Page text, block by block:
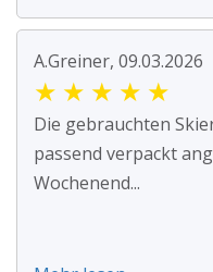
A.Greiner, 09.03.2026
★ ★ ★ ★ ★
Die gebrauchten
passend verpackt
Wochenend...